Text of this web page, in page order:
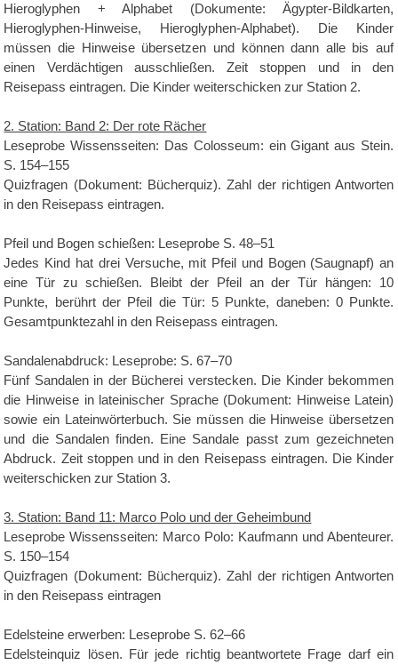
Hieroglyphen + Alphabet (Dokumente: Ägypter-Bildkarten,
Hieroglyphen-Hinweise, Hieroglyphen-Alphabet). Die Kinder
müssen die Hinweise übersetzen und können dann alle bis auf
einen Verdächtigen ausschließen. Zeit stoppen und in den
Reisepass eintragen. Die Kinder weiterschicken zur Station 2.
2. Station: Band 2: Der rote Rächer
Leseprobe Wissensseiten: Das Colosseum: ein Gigant aus Stein.
S. 154–155
Quizfragen (Dokument: Bücherquiz). Zahl der richtigen Antworten
in den Reisepass eintragen.
Pfeil und Bogen schießen: Leseprobe S. 48–51
Jedes Kind hat drei Versuche, mit Pfeil und Bogen (Saugnapf) an
eine Tür zu schießen. Bleibt der Pfeil an der Tür hängen: 10
Punkte, berührt der Pfeil die Tür: 5 Punkte, daneben: 0 Punkte.
Gesamtpunktezahl in den Reisepass eintragen.
Sandalenabdruck: Leseprobe: S. 67–70
Fünf Sandalen in der Bücherei verstecken. Die Kinder bekommen
die Hinweise in lateinischer Sprache (Dokument: Hinweise Latein)
sowie ein Lateinwörterbuch. Sie müssen die Hinweise übersetzen
und die Sandalen finden. Eine Sandale passt zum gezeichneten
Abdruck. Zeit stoppen und in den Reisepass eintragen. Die Kinder
weiterschicken zur Station 3.
3. Station: Band 11: Marco Polo und der Geheimbund
Leseprobe Wissensseiten: Marco Polo: Kaufmann und Abenteurer.
S. 150–154
Quizfragen (Dokument: Bücherquiz). Zahl der richtigen Antworten
in den Reisepass eintragen
Edelsteine erwerben: Leseprobe S. 62–66
Edelsteinquiz lösen. Für jede richtig beantwortete Frage darf ein